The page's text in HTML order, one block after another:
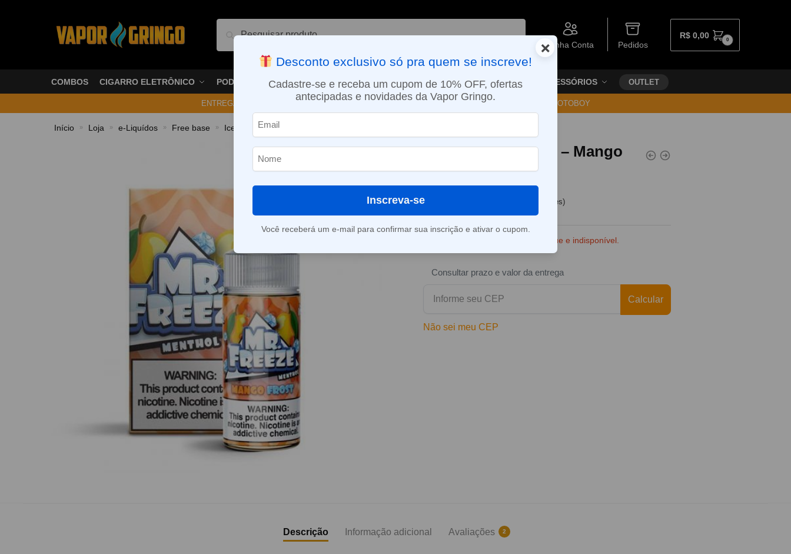
Pesquisar
Minha Conta Pedidos
R$ 0,00 0
COMBOS CIGARRO ELETRÔNICO PODS VAPORIZADOR DE ERVAS E-LIQUÍDOS NICOTINA ORAL ACESSÓRIOS OUTLET
ENTREGA NO MESMO DIA EM SÃO PAULO (SEG A SEX): PEDIDOS APROVADOS ATÉ 15:30 VIA MOTOBOY
Início » Loja » e-Liquídos » Free base » Ice Líquido Mr. Freeze – Mango Frost
Líquido Mr. Freeze – Mango
Frost
avaliações de clientes)
Este produto está fora de estoque e indisponível.
Consultar prazo e valor da entrega
Calcular
Não sei meu CEP
Descrição Informação adicional Avaliações 2
×
Desconto exclusivo só pra quem se inscreve!
Cadastre-se e receba um cupom de 10% OFF, ofertas
antecipadas e novidades da Vapor Gringo.
Inscreva-se
Você receberá um e-mail para confirmar sua inscrição e ativar o cupom.